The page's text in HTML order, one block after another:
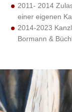
2011- 2014
einer eigenen
2014-2023
Bormann &